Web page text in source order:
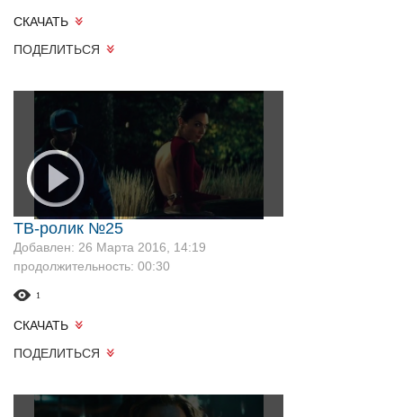
СКАЧАТЬ
ПОДЕЛИТЬСЯ
ТВ-ролик №25
Добавлен: 26 Марта 2016, 14:19
продолжительность: 00:30
1
СКАЧАТЬ
ПОДЕЛИТЬСЯ